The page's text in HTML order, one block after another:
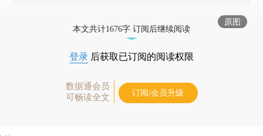
原图
本文共计1676字 订阅后继续阅读
登录 后获取已订阅的阅读权限
数据通会员
可畅读全文
订阅/会员升级